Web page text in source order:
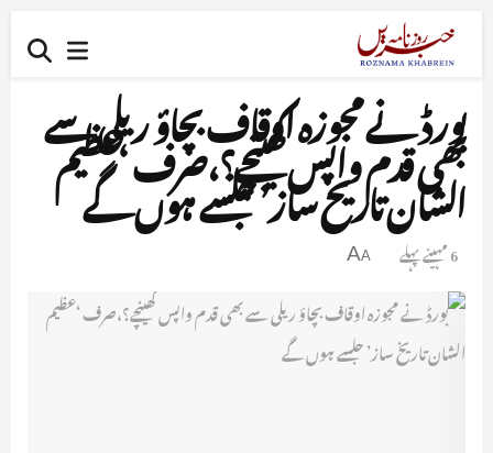
بورڈ نے مجوزہ اوقاف بچاؤ ریلی سے
بھی قدم واپس کھینچے؟،صرف ‘عظیم
الشان تاریخ ساز’ جلسے ہوں گے
6 مہینے پہلے A
A